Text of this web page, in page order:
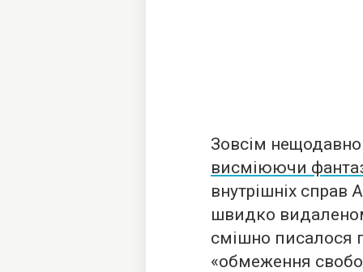
Зовсім
висміюючи
внутрішніх справ
швидко
смішно писалося
«обмеження